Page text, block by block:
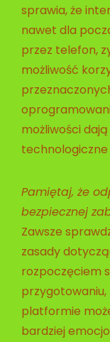
sprawia, że
nawet dla
przez telefon,
możliwość
możliwości
technologiczne
Pamiętaj, że
bezpiecznej
Zawsze
zasady
rozpoczęciem
przygotowaniu,
platformie
bardziej